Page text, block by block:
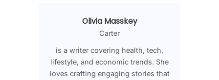
Olivia Masskey
Carter
is a writer covering health, tech,
lifestyle, and economic trends. She
loves crafting engaging stories that